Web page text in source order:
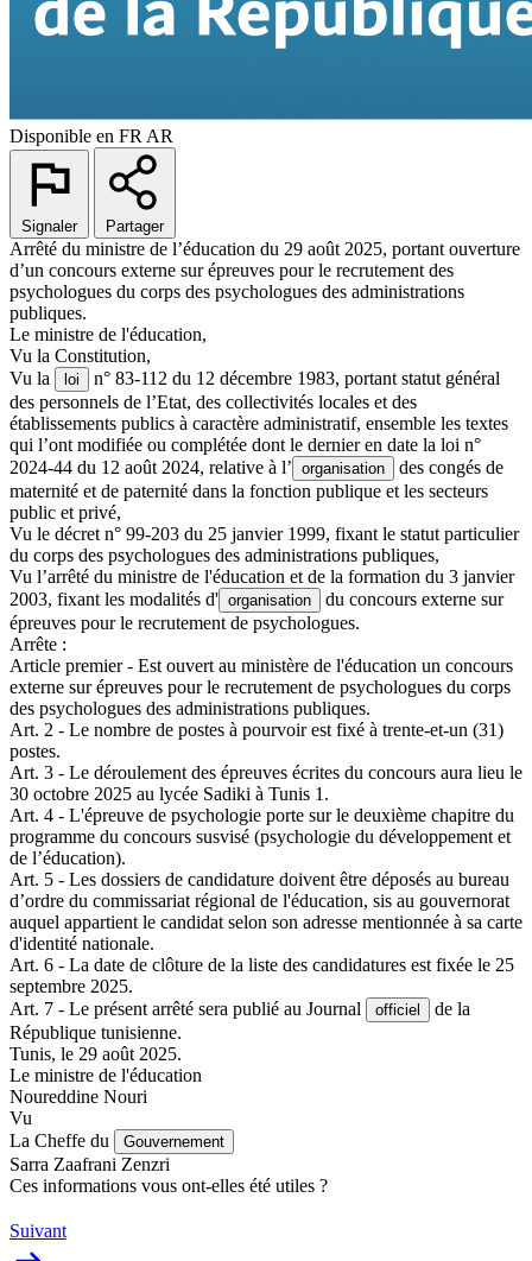
Disponible en FR AR
Signaler Partager
Arrêté du ministre de l’éducation du 29 août 2025, portant ouverture
d’un concours externe sur épreuves pour le recrutement des
psychologues du corps des psychologues des administrations
publiques.
Le ministre de l'éducation,
Vu la Constitution,
Vu la
loi
n° 83-112 du 12 décembre 1983, portant statut général
des personnels de l’Etat, des collectivités locales et des
établissements publics à caractère administratif, ensemble les textes
qui l’ont modifiée ou complétée dont le dernier en date la loi n°
2024-44 du 12 août 2024, relative à l’ organisation
des congés de
maternité et de paternité dans la fonction publique et les secteurs
public et privé,
Vu le décret n° 99-203 du 25 janvier 1999, fixant le statut particulier
du corps des psychologues des administrations publiques,
Vu l’arrêté du ministre de l'éducation et de la formation du 3 janvier
2003, fixant les modalités d' organisation
du concours externe sur
épreuves pour le recrutement de psychologues.
Arrête :
Article premier - Est ouvert au ministère de l'éducation un concours
externe sur épreuves pour le recrutement de psychologues du corps
des psychologues des administrations publiques.
Art. 2 - Le nombre de postes à pourvoir est fixé à trente-et-un (31)
postes.
Art. 3 - Le déroulement des épreuves écrites du concours aura lieu le
30 octobre 2025 au lycée Sadiki à Tunis 1.
Art. 4 - L'épreuve de psychologie porte sur le deuxième chapitre du
programme du concours susvisé (psychologie du développement et
de l’éducation).
Art. 5 - Les dossiers de candidature doivent être déposés au bureau
d’ordre du commissariat régional de l'éducation, sis au gouvernorat
auquel appartient le candidat selon son adresse mentionnée à sa carte
d'identité nationale.
Art. 6 - La date de clôture de la liste des candidatures est fixée le 25
septembre 2025.
Art. 7 - Le présent arrêté sera publié au Journal
officiel
de la
République tunisienne.
Tunis, le 29 août 2025.
Le ministre de l'éducation
Noureddine Nouri
Vu
La Cheffe du
Gouvernement
Sarra Zaafrani Zenzri
Ces informations vous ont-elles été utiles ?
Suivant